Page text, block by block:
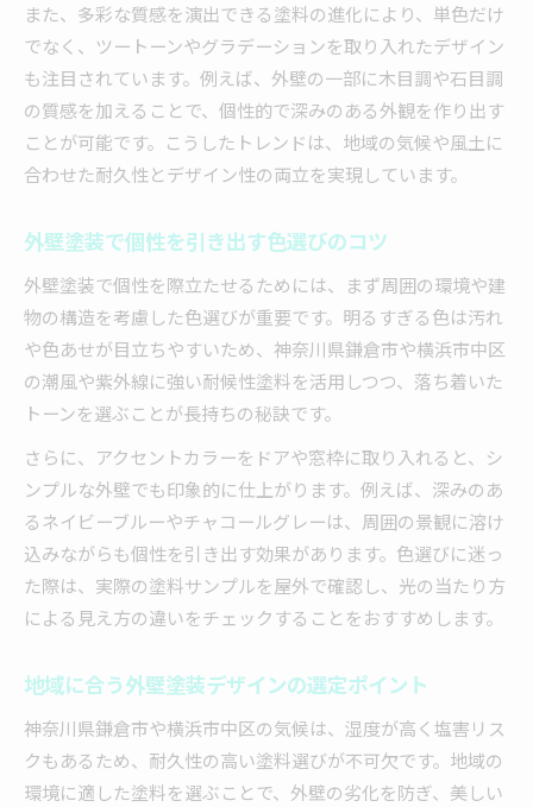
外壁塗装で家族が安心できる住環境を実現
外壁塗装デザインがもたらす心理的メリットと
は
長持ちする塗料の特徴と選定法を解説
外壁塗装で長持ちする塗料の選び方と特徴
外壁塗装におすすめの高耐久塗料の見極め方
外壁塗装で気を付けたい塗料選定時の注意点
外壁塗装のメンテナンスコストを抑えるコツ
外壁塗装を通じて快適な住まいを実現
外壁塗装で快適な住環境を手に入れる方法
外壁塗装の遮熱効果で光熱費を削減するコツ
外壁塗装で結露や湿気を防ぐポイントを解説
外壁塗装による断熱性向上の具体的メリット
外壁塗装で家族の安全と健康を守る工夫
この一手で外壁塗装がもっと長持ちする
外壁塗装の耐久性を高めるメンテナンス法
外壁塗装の塗り替え時期を見極めるポイント
外壁塗装のプロに相談するタイミングとは
外壁塗装の仕上がりを長持ちさせる秘訣
また、多彩な質感を演出できる塗料の進化により、単色だけ
でなく、ツートーンやグラデーションを取り入れたデザイン
も注目されています。例えば、外壁の一部に木目調や石目調
の質感を加えることで、個性的で深みのある外観を作り出す
ことが可能です。こうしたトレンドは、地域の気候や風土に
合わせた耐久性とデザイン性の両立を実現しています。
外壁塗装で個性を引き出す色選びのコツ
外壁塗装で個性を際立たせるためには、まず周囲の環境や建
物の構造を考慮した色選びが重要です。明るすぎる色は汚れ
や色あせが目立ちやすいため、神奈川県鎌倉市や横浜市中区
の潮風や紫外線に強い耐候性塗料を活用しつつ、落ち着いた
トーンを選ぶことが長持ちの秘訣です。
さらに、アクセントカラーをドアや窓枠に取り入れると、シ
ンプルな外壁でも印象的に仕上がります。例えば、深みのあ
るネイビーブルーやチャコールグレーは、周囲の景観に溶け
込みながらも個性を引き出す効果があります。色選びに迷っ
た際は、実際の塗料サンプルを屋外で確認し、光の当たり方
による見え方の違いをチェックすることをおすすめします。
地域に合う外壁塗装デザインの選定ポイント
神奈川県鎌倉市や横浜市中区の気候は、湿度が高く塩害リス
クもあるため、耐久性の高い塗料選びが不可欠です。地域の
環境に適した塗料を選ぶことで、外壁の劣化を防ぎ、美しい